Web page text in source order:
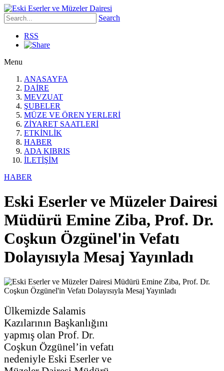
Search
RSS
Menu
ANASAYFA
DAİRE
MEVZUAT
ŞUBELER
MÜZE VE ÖREN YERLERİ
ZİYARET SAATLERİ
ETKİNLİK
HABER
ADA KIBRIS
İLETİŞİM
HABER
Eski Eserler ve Müzeler Dairesi
Müdürü Emine Ziba, Prof. Dr.
Coşkun Özgünel'in Vefatı
Dolayısıyla Mesaj Yayınladı
Ülkemizde Salamis
Kazılarının Başkanlığını
yapmış olan Prof. Dr.
Coşkun Özgünel’in vefatı
nedeniyle Eski Eserler ve